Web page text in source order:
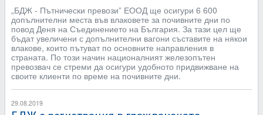
„БДЖ - Пътнически превози” ЕООД ще осигури 6 600
допълнителни места във влаковете за почивните дни по
повод Деня на Съединението на България. За тази цел ще
бъдат увеличени с допълнителни вагони съставите на някои
влакове, които пътуват по основните направления в
страната. По този начин националният железопътен
превозвач се стреми да осигури удобното придвижване на
своите клиенти по време на почивните дни.
29.08.2019